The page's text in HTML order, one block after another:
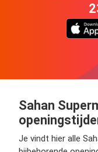
Sahan
Je vindt hier alle